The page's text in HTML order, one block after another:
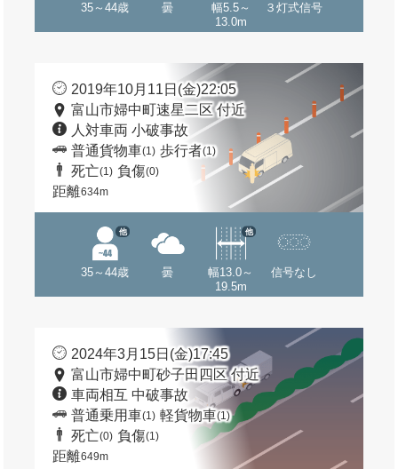
35～44歳 曇
幅5.5～
13.0m
３灯式信号
2019年10月11日(金)22:05
富山市婦中町速星二区 付近
人対車両 小破事故
普通貨物車(1) 歩行者(1)
死亡(1) 負傷(0)
距離634m
35～44歳
他
曇
幅13.0～
19.5m
他
信号なし
2024年3月15日(金)17:45
富山市婦中町砂子田四区 付近
車両相互 中破事故
普通乗用車(1) 軽貨物車(1)
死亡(0) 負傷(1)
距離649m